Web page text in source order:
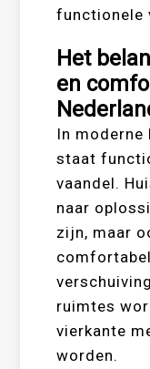
functionele
Het
en
In moderne
staat
vaandel.
naar
zijn, maar
ruimtes
vierkante
worden.